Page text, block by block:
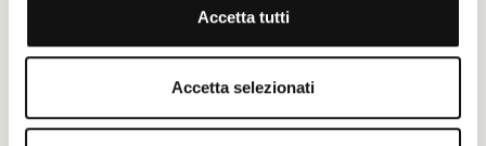
Accetta tutti
Accetta selezionati
Altri articoli dell'autore